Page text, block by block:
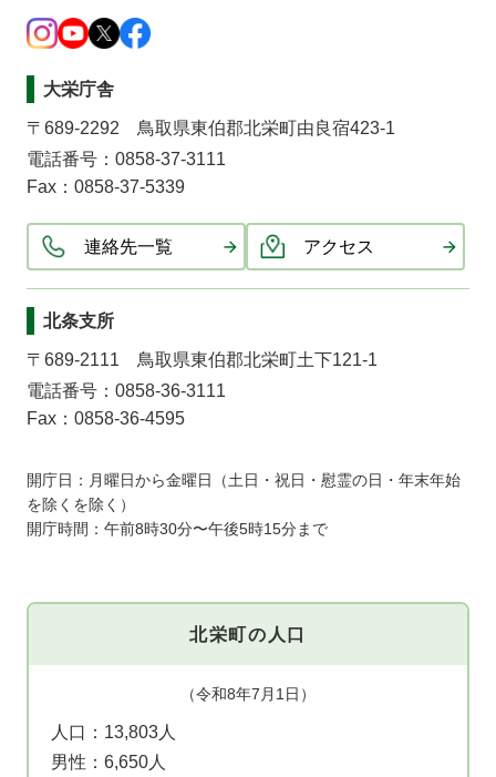
大栄庁舎
〒689-2292 鳥取県東伯郡北栄町由良宿423-1
電話番号：0858-37-3111
Fax：0858-37-5339
連絡先一覧 アクセス
北条支所
〒689-2111 鳥取県東伯郡北栄町土下121-1
電話番号：0858-36-3111
Fax：0858-36-4595
開庁日：月曜日から金曜日（土日・祝日・慰霊の日・年末年始
を除くを除く）
開庁時間：午前8時30分〜午後5時15分まで
北栄町の人口
（令和8年7月1日）
人口： 13,803人
男性： 6,650人